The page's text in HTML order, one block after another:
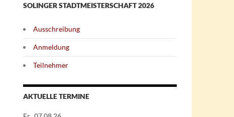
SOLINGER STADTMEISTERSCHAFT 2026
Ausschreibung
Anmeldung
Teilnehmer
AKTUELLE TERMINE